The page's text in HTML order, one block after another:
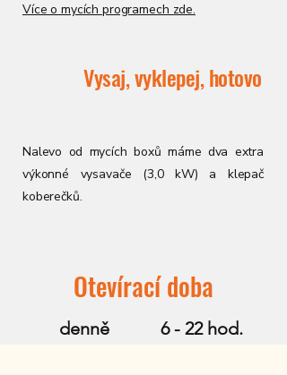
Více o mycích programech zde.
Vysaj, vyklepej, hotovo
Nalevo od mycích boxů máme dva extra
výkonné vysavače (3,0 kW) a klepač
koberečků.
Otevírací doba
denně 6 - 22 hod.